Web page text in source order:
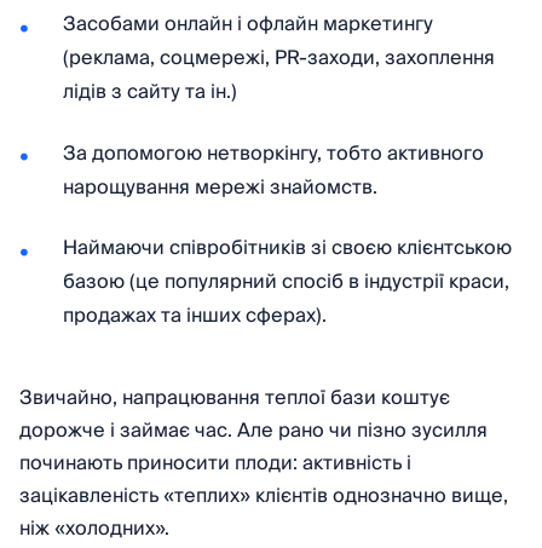
Засобами онлайн і офлайн маркетингу
(реклама, соцмережі, PR-заходи, захоплення
лідів з сайту та ін.)
За допомогою нетворкінгу, тобто активного
нарощування мережі знайомств.
Наймаючи співробітників зі своєю клієнтською
базою (це популярний спосіб в індустрії краси,
продажах та інших сферах).
Звичайно, напрацювання теплої бази коштує
дорожче і займає час. Але рано чи пізно зусилля
починають приносити плоди: активність і
зацікавленість «теплих» клієнтів однозначно вище,
ніж «холодних».